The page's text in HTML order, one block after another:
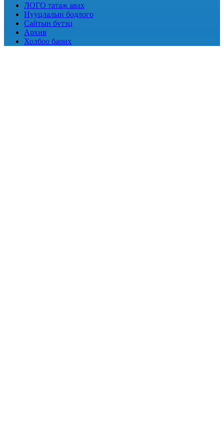
ЛОГО татаж авах
Нууцлалын бодлого
Сайтын бүтэц
Архив
Холбоо барих